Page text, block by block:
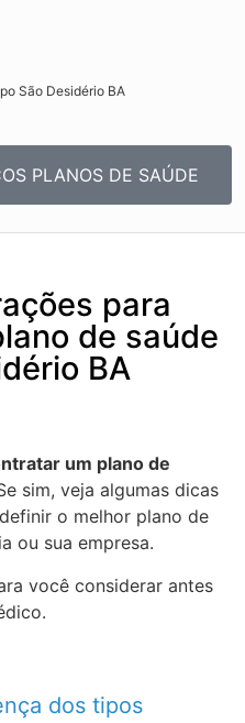
São Desidério BA​
PLANOS DE SAÚDE
para
de saúde
BA
um plano de
sim, veja algumas dicas
o melhor plano de
ou sua empresa.
você considerar antes
dos tipos